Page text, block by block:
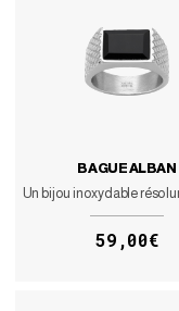
BAGUE ALBAN
59,00€